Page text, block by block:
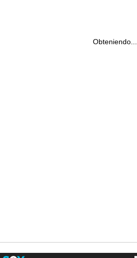
Obteniendo...